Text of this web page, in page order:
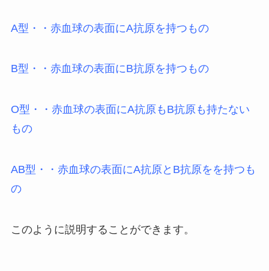
A型・・赤血球の表面にA抗原を持つもの
B型・・赤血球の表面にB抗原を持つもの
O型・・赤血球の表面にA抗原もB抗原も持たない
もの
AB型・・赤血球の表面にA抗原とB抗原をを持つも
の
このように説明することができます。